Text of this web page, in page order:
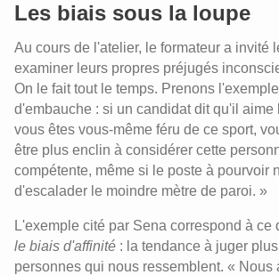
Les biais sous la loupe
Au cours de l'atelier, le formateur a invité
examiner leurs propres préjugés
On le fait tout le temps. Prenons
d'embauche : si un candidat dit qu'il aime
vous êtes vous-même féru de ce sport,
être plus enclin à considérer cette
compétente, même si le poste à pourvoir
d'escalader le moindre mètre de paroi. »
L'exemple cité par Sena correspond à ce
le biais d'affinité : la tendance à juger
personnes qui nous ressemblent. « Nous